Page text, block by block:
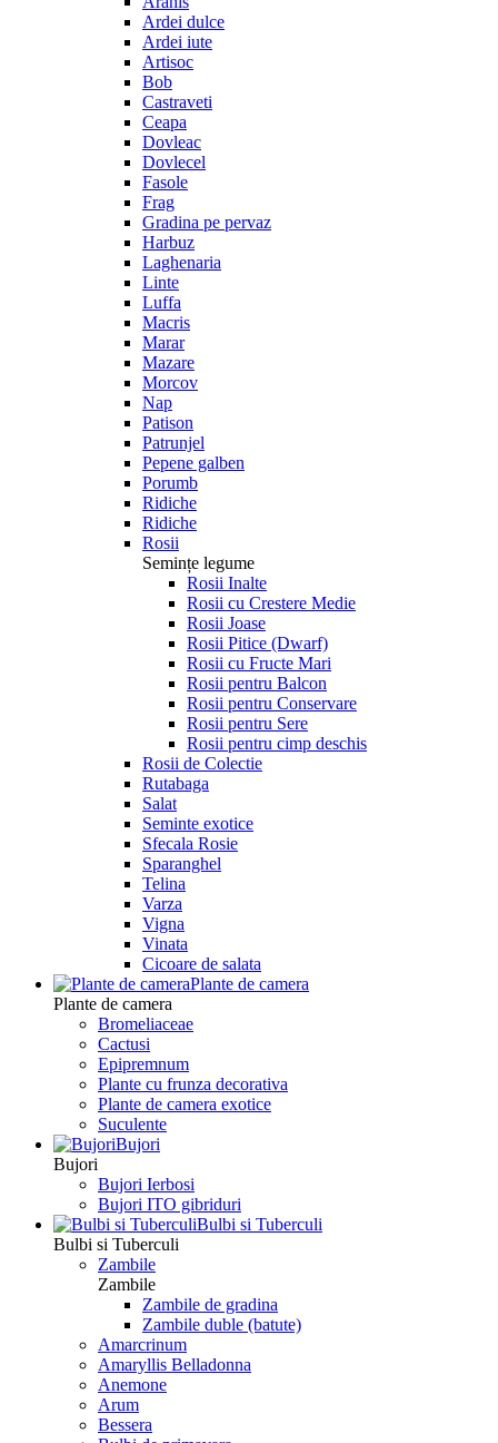
Ardei dulce
Ardei iute
Artisoc
Bob
Castraveti
Ceapa
Dovleac
Dovlecel
Fasole
Frag
Gradina pe pervaz
Harbuz
Laghenaria
Linte
Luffa
Macris
Marar
Mazare
Morcov
Nap
Patison
Patrunjel
Pepene galben
Porumb
Ridiche
Ridiche
Rosii
Semințe legume
Rosii Inalte
Rosii cu Crestere Medie
Rosii Joase
Rosii Pitice (Dwarf)
Rosii cu Fructe Mari
Rosii pentru Balcon
Rosii pentru Conservare
Rosii pentru Sere
Rosii pentru cimp deschis
Rosii de Colectie
Rutabaga
Salat
Seminte exotice
Sfecala Rosie
Sparanghel
Telina
Varza
Vigna
Vinata
Сicoare de salata
Plante de camera
Plante de camera
Bromeliaceae
Cactusi
Epipremnum
Plante cu frunza decorativa
Plante de camera exotice
Suculente
Bujori
Bujori
Bujori Ierbosi
Bujori ITO gibriduri
Bulbi si Tuberculi
Bulbi si Tuberculi
Zambile
Zambile
Zambile de gradina
Zambile duble (batute)
Amarcrinum
Amaryllis Belladonna
Anemone
Arum
Bessera